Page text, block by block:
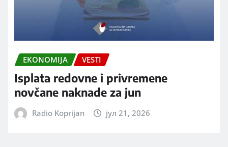
EKONOMIJA VESTI
Isplata redovne i privremene
novčane naknade za jun
Radio Koprijan јул 21, 2026